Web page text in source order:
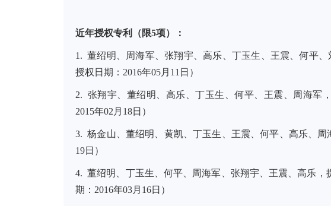
近年授权专利 （限5项） ：
1. 董绍明、周海军、张翔宇、高乐、丁玉生、王震、何平、
授权日期：2016年05月11日）
2. 张翔宇、董绍明、高乐、丁玉生、何平、王震、周海军
2015年02月18日）
3. 杨金山、董绍明、黄凯、丁玉生、王震、何平、高乐、周
19日）
4. 董绍明、丁玉生、何平、周海军、张翔宇、王震、高乐，
期：2016年03月16日）